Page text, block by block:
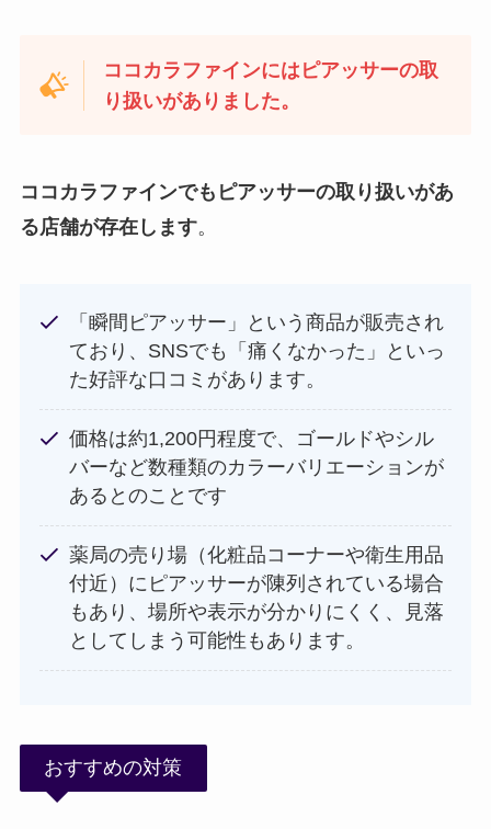
ココカラファインにはピアッサーの取
り扱いがありました。
ココカラファインでもピアッサーの取り扱いがあ
る店舗が存在します。
「瞬間ピアッサー」という商品が販売され
ており、SNSでも「痛くなかった」といっ
た好評な口コミがあります。
価格は約1,200円程度で、ゴールドやシル
バーなど数種類のカラーバリエーションが
あるとのことです
薬局の売り場（化粧品コーナーや衛生用品
付近）にピアッサーが陳列されている場合
もあり、場所や表示が分かりにくく、見落
としてしまう可能性もあります。
おすすめの対策